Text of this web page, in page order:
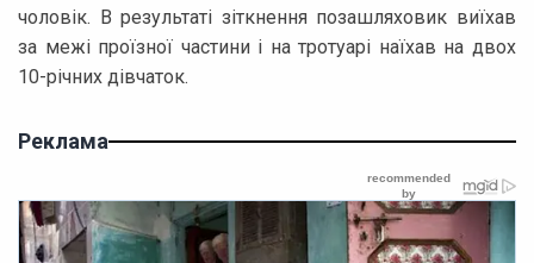
чоловік. В результаті зіткнення позашляховик виїхав
за межі проїзної частини і на тротуарі наїхав на двох
10-річних дівчаток.
Реклама